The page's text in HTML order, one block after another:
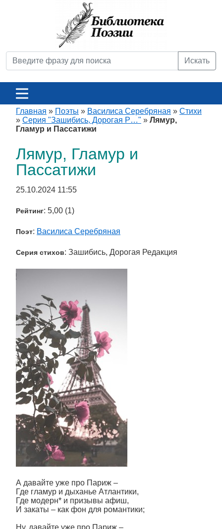
Искать
Главная » Поэты » Василиса Серебряная » Стихи
» Серия "Зашибись, Дорогая Р…" » Лямур,
Гламур и Пассатижи
Лямур, Гламур и
Пассатижи
25.10.2024 11:55
Рейтинг: 5,00 (1)
Поэт: Василиса Серебряная
Серия стихов: Зашибись, Дорогая Редакция
А давайте уже про Париж –
Где гламур и дыханье Атлантики,
Где модерн* и призывы афиш,
И закаты – как фон для романтики;
Ну, давайте уже про Париж –